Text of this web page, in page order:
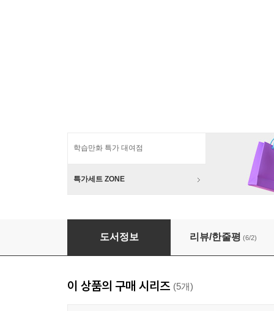
학습만화 특가 대여점
특가세트 ZONE
도서정보 리뷰/한줄평 (6/2)
이 상품의 구매 시리즈 (5개)